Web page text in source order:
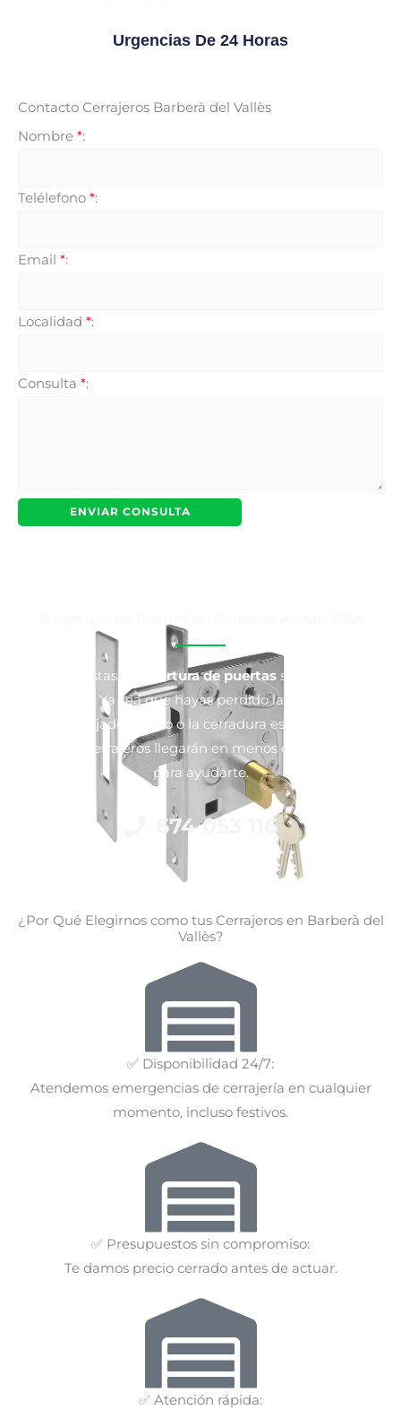
Urgencias De 24 Horas
Contacto Cerrajeros Barberà del Vallès
Nombre *:
Telélefono *:
Email *:
Localidad *:
Consulta *:
Especialistas en apertura de puertas sin romper la
cerradura. Ya sea que hayas perdido las llaves, te las
hayas dejado dentro o la cerradura esté atascada,
nuestros cerrajeros llegarán en menos de 30 minutos
para ayudarte.
674 053 116
¿Por Qué Elegirnos como tus Cerrajeros en Barberà del
Vallès?
✅ Disponibilidad 24/7:
Atendemos emergencias de cerrajería en cualquier
momento, incluso festivos.
✅ Presupuestos sin compromiso:
Te damos precio cerrado antes de actuar.
✅ Atención rápida: